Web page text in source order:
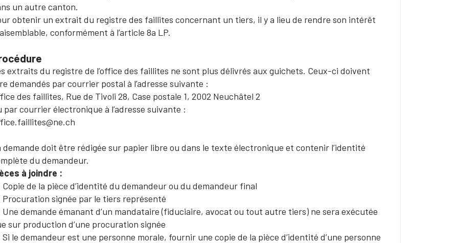
un autre canton.
obtenir un extrait du registre des faillites concernant un tiers, il y a lieu de rendre son intérêt
conformément à l’article 8a LP.
extraits du registre de l’office des faillites ne sont plus délivrés aux guichets. Ceux-ci doivent
demandés par courrier postal à l’adresse suivante :
des faillites, Rue de Tivoli 28, Case postale 1, 2002 Neuchâtel 2
par courrier électronique à l’adresse suivante :
demande doit être rédigée sur papier libre ou dans le texte électronique et contenir l’identité
du demandeur.
à joindre :
de la pièce d’identité du demandeur ou du demandeur final
signée par le tiers représenté
demande émanant d’un mandataire (fiduciaire, avocat ou tout autre tiers) ne sera exécutée
sur production d’une procuration signée
le demandeur est une personne morale, fournir une copie de la pièce d’identité d’une personne